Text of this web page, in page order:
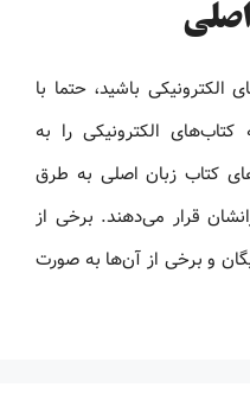
الکترونیکی باشید، حتما با
الکترونیکی را به
کتاب زبان اصلی به طرق
قرار می‌دهند. برخی از
و برخی از آن‌ها به صورت